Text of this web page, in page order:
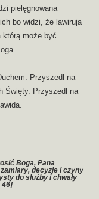
pielęgnowana
bo widzi, że lawirują
którą może być
Przyszedł na
Święty. Przyszedł na
Boga, Pana
decyzje i czyny
do służby i chwały
46]